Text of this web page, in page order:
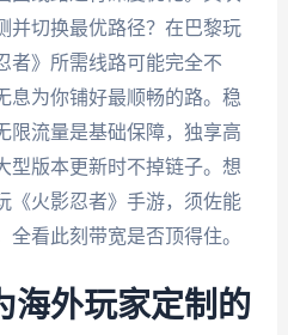
并切换最优路径？在巴黎玩
者》所需线路可能完全不
息为你铺好最顺畅的路。稳
限流量是基础保障，独享高
型版本更新时不掉链子。想
《火影忍者》手游，须佐能
看此刻带宽是否顶得住。
海外玩家定制的